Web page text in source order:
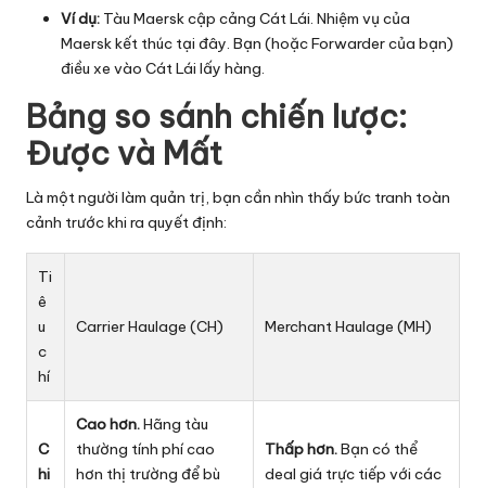
Ví dụ: Tàu Maersk cập cảng Cát Lái. Nhiệm vụ của
Maersk kết thúc tại đây. Bạn (hoặc Forwarder của bạn)
điều xe vào Cát Lái lấy hàng.
Bảng so sánh chiến lược:
Được và Mất
Là một người làm quản trị, bạn cần nhìn thấy bức tranh toàn
cảnh trước khi ra quyết định:
Ti
ê
u
c
hí
Carrier Haulage (CH) Merchant Haulage (MH)
C
hi
Cao hơn.Hãng tàu
thường tính phí cao
hơn thị trường để bù
Thấp hơn.Bạn có thể
deal giá trực tiếp với các